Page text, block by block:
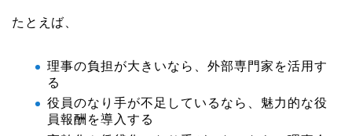
たとえば、
理事の負担が大きいなら、外部専門家を活用す
る
役員のなり手が不足しているなら、魅力的な役
員報酬を導入する